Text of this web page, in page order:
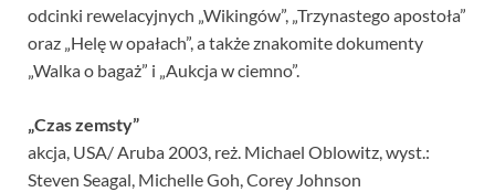
odcinki rewelacyjnych „Wikingów”, „Trzynastego apostoła”
oraz „Helę w opałach”, a także znakomite dokumenty
„Walka o bagaż” i „Aukcja w ciemno”.
„Czas zemsty”
akcja, USA/ Aruba 2003, reż. Michael Oblowitz, wyst.:
Steven Seagal, Michelle Goh, Corey Johnson